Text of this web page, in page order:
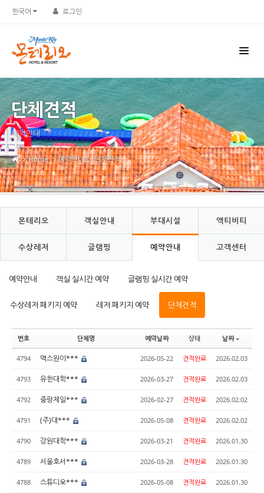
한국어 로그인
단체견적
예약안내
Home 예약안내 단체견적
몬테리오 객실안내 부대시설 액티비티
수상레저 글램핑 예약안내 고객센터
예약안내 객실 실시간 예약 글램핑 실시간 예약
수상레저 패키지 예약 레저 패키지 예약 단체견적
번호 단체명 예약날짜 상태 날짜
4794 맥스원이*** 2026-05-22 견적완료 2026.02.03
4793 유한대학*** 2026-03-27 견적완료 2026.02.03
4792 중랑제일*** 2026-02-27 견적완료 2026.02.02
4791 (주)대*** 2026-05-08 견적완료 2026.02.02
4790 강원대학*** 2026-03-21 견적완료 2026.01.30
4789 서울호서*** 2026-03-28 견적완료 2026.01.30
4788 스튜디오*** 2026-05-08 견적완료 2026.01.30
Sketchbook5, 스케치북5